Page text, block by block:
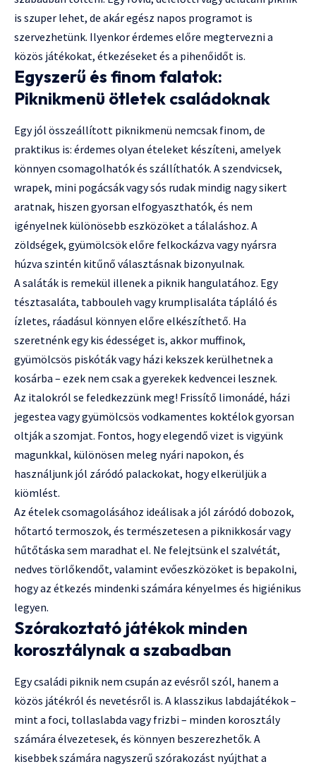
is szuper lehet, de akár egész napos programot is
szervezhetünk. Ilyenkor érdemes előre megtervezni a
közös játékokat, étkezéseket és a pihenőidőt is.
Egyszerű és finom falatok:
Piknikmenü ötletek családoknak
Egy jól összeállított piknikmenü nemcsak finom, de
praktikus is: érdemes olyan ételeket készíteni, amelyek
könnyen csomagolhatók és szállíthatók. A szendvicsek,
wrapek, mini pogácsák vagy sós rudak mindig nagy sikert
aratnak, hiszen gyorsan elfogyaszthatók, és nem
igényelnek különösebb eszközöket a tálaláshoz. A
zöldségek, gyümölcsök előre felkockázva vagy nyársra
húzva szintén kitűnő választásnak bizonyulnak.
A saláták is remekül illenek a piknik hangulatához. Egy
tésztasaláta, tabbouleh vagy krumplisaláta tápláló és
ízletes, ráadásul könnyen előre elkészíthető. Ha
szeretnénk egy kis édességet is, akkor muffinok,
gyümölcsös piskóták vagy házi kekszek kerülhetnek a
kosárba – ezek nem csak a gyerekek kedvencei lesznek.
Az italokról se feledkezzünk meg! Frissítő limonádé, házi
jegestea vagy gyümölcsös vodkamentes koktélok gyorsan
oltják a szomjat. Fontos, hogy elegendő vizet is vigyünk
magunkkal, különösen meleg nyári napokon, és
használjunk jól záródó palackokat, hogy elkerüljük a
kiömlést.
Az ételek csomagolásához ideálisak a jól záródó dobozok,
hőtartó termoszok, és természetesen a piknikkosár vagy
hűtőtáska sem maradhat el. Ne felejtsünk el szalvétát,
nedves törlőkendőt, valamint evőeszközöket is bepakolni,
hogy az étkezés mindenki számára kényelmes és higiénikus
legyen.
Szórakoztató játékok minden
korosztálynak a szabadban
Egy családi piknik nem csupán az evésről szól, hanem a
közös játékról és nevetésről is. A klasszikus labdajátékok –
mint a foci, tollaslabda vagy frizbi – minden korosztály
számára élvezetesek, és könnyen beszerezhetők. A
kisebbek számára nagyszerű szórakozást nyújthat a